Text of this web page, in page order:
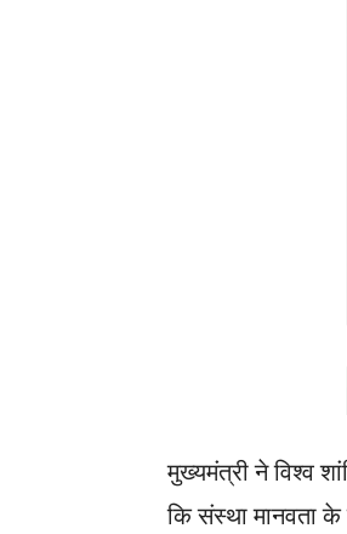
मुख्यमंत्री ने विश्व
कि संस्था मानवता के